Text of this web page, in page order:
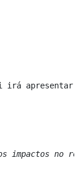
irá apresentar
impactos no